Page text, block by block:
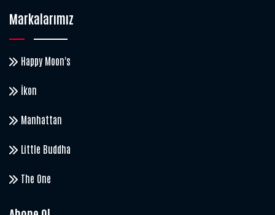
Markalarımız
Happy Moon's
İkon
Manhattan
Little Buddha
The One